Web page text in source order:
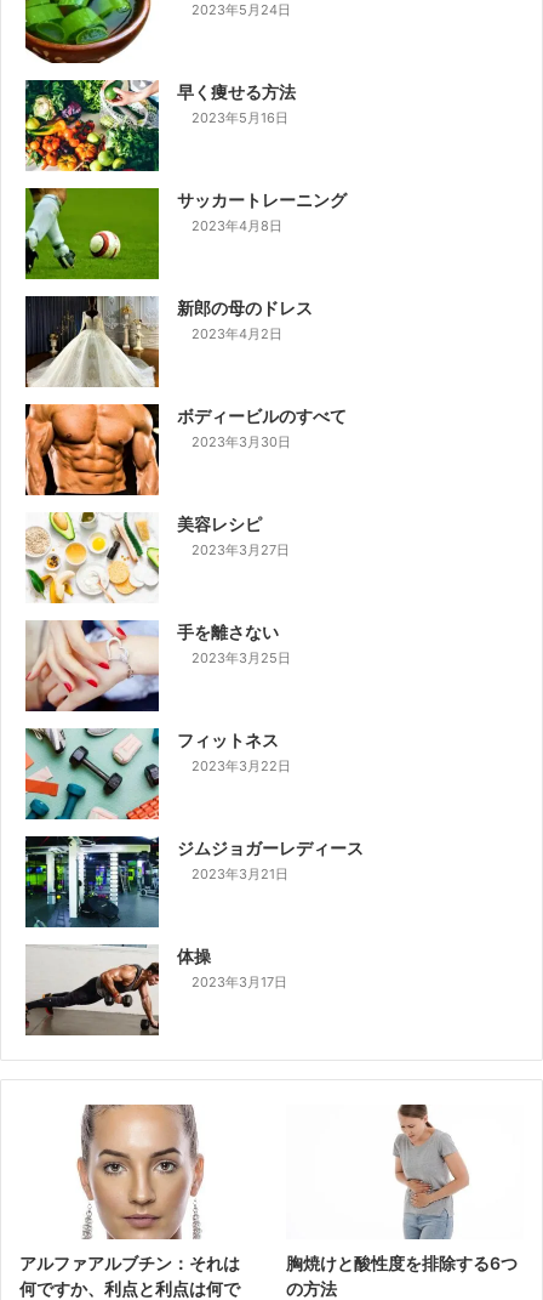
2023年5月24日
早く痩せる方法
2023年5月16日
サッカートレーニング
2023年4月8日
新郎の母のドレス
2023年4月2日
ボディービルのすべて
2023年3月30日
美容レシピ
2023年3月27日
手を離さない
2023年3月25日
フィットネス
2023年3月22日
ジムジョガーレディース
2023年3月21日
体操
2023年3月17日
アルファアルブチン：それは
何ですか、利点と利点は何で
胸焼けと酸性度を排除する6つ
の方法